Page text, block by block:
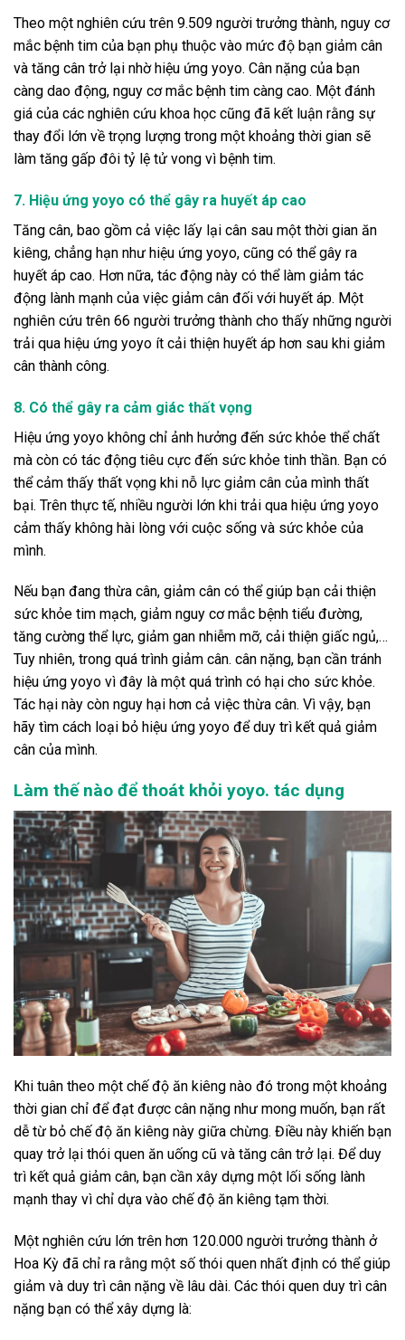
Theo một nghiên cứu trên 9.509 người trưởng thành, nguy cơ
mắc bệnh tim của bạn phụ thuộc vào mức độ bạn giảm cân
và tăng cân trở lại nhờ hiệu ứng yoyo. Cân nặng của bạn
càng dao động, nguy cơ mắc bệnh tim càng cao. Một đánh
giá của các nghiên cứu khoa học cũng đã kết luận rằng sự
thay đổi lớn về trọng lượng trong một khoảng thời gian sẽ
làm tăng gấp đôi tỷ lệ tử vong vì bệnh tim.
7. Hiệu ứng yoyo có thể gây ra huyết áp cao
Tăng cân, bao gồm cả việc lấy lại cân sau một thời gian ăn
kiêng, chẳng hạn như hiệu ứng yoyo, cũng có thể gây ra
huyết áp cao. Hơn nữa, tác động này có thể làm giảm tác
động lành mạnh của việc giảm cân đối với huyết áp. Một
nghiên cứu trên 66 người trưởng thành cho thấy những người
trải qua hiệu ứng yoyo ít cải thiện huyết áp hơn sau khi giảm
cân thành công.
8. Có thể gây ra cảm giác thất vọng
Hiệu ứng yoyo không chỉ ảnh hưởng đến sức khỏe thể chất
mà còn có tác động tiêu cực đến sức khỏe tinh thần. Bạn có
thể cảm thấy thất vọng khi nỗ lực giảm cân của mình thất
bại. Trên thực tế, nhiều người lớn khi trải qua hiệu ứng yoyo
cảm thấy không hài lòng với cuộc sống và sức khỏe của
mình.
Nếu bạn đang thừa cân, giảm cân có thể giúp bạn cải thiện
sức khỏe tim mạch, giảm nguy cơ mắc bệnh tiểu đường,
tăng cường thể lực, giảm gan nhiễm mỡ, cải thiện giấc ngủ,…
Tuy nhiên, trong quá trình giảm cân. cân nặng, bạn cần tránh
hiệu ứng yoyo vì đây là một quá trình có hại cho sức khỏe.
Tác hại này còn nguy hại hơn cả việc thừa cân. Vì vậy, bạn
hãy tìm cách loại bỏ hiệu ứng yoyo để duy trì kết quả giảm
cân của mình.
Làm thế nào để thoát khỏi yoyo. tác dụng
Khi tuân theo một chế độ ăn kiêng nào đó trong một khoảng
thời gian chỉ để đạt được cân nặng như mong muốn, bạn rất
dễ từ bỏ chế độ ăn kiêng này giữa chừng. Điều này khiến bạn
quay trở lại thói quen ăn uống cũ và tăng cân trở lại. Để duy
trì kết quả giảm cân, bạn cần xây dựng một lối sống lành
mạnh thay vì chỉ dựa vào chế độ ăn kiêng tạm thời.
Một nghiên cứu lớn trên hơn 120.000 người trưởng thành ở
Hoa Kỳ đã chỉ ra rằng một số thói quen nhất định có thể giúp
giảm và duy trì cân nặng về lâu dài. Các thói quen duy trì cân
nặng bạn có thể xây dựng là: